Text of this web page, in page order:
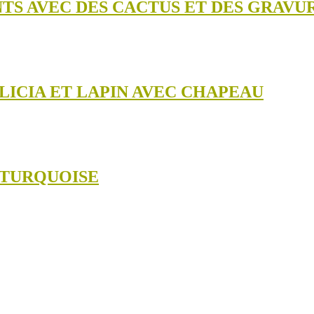
AVEC DES CACTUS ET DES
ET LAPIN AVEC CHAPEAU